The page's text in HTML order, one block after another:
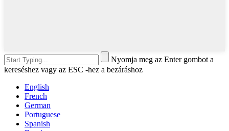
Nyomja meg az Enter gombot a
kereséshez vagy az ESC -hez a bezáráshoz
English
French
German
Portuguese
Spanish